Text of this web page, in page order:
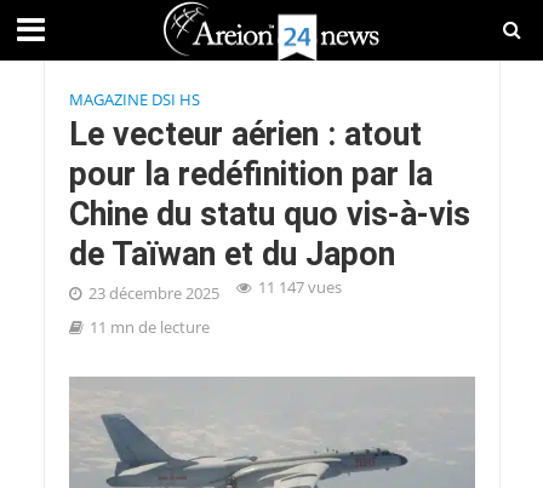
MAGAZINE DSI HS
Le vecteur aérien : atout
pour la redéfinition par la
Chine du statu quo vis-à-vis
de Taïwan et du Japon
23 décembre 2025
11 147 vues
11 mn de lecture